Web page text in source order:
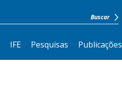
IFE Pesquisas Publicações